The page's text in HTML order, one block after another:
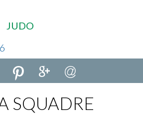
JUDO
SQUADRE